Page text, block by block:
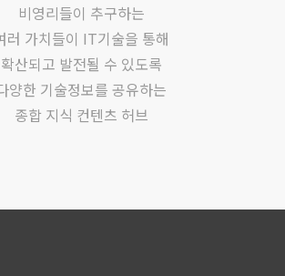
비영리들이 추구하는
러 가치들이 IT기술을 통해
확산되고 발전될 수 있도록
양한 기술정보를 공유하는
종합 지식 컨텐츠 허브